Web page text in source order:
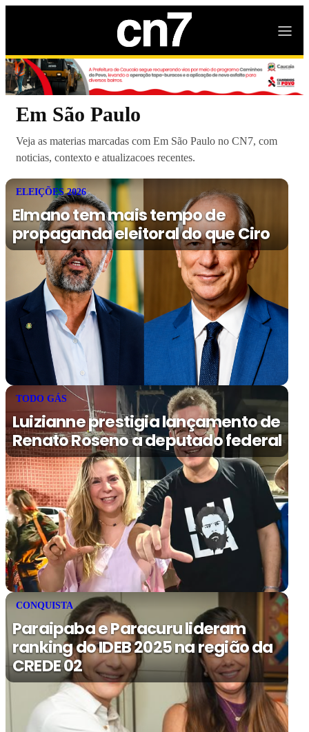
Em São Paulo
Veja as materias marcadas com Em São Paulo no CN7, com
noticias, contexto e atualizacoes recentes.
ELEIÇÕES 2026
Elmano tem mais tempo de
propaganda eleitoral do que Ciro
TODO GÁS
Luizianne prestigia lançamento de
Renato Roseno a deputado federal
CONQUISTA
Paraipaba e Paracuru lideram
ranking do IDEB 2025 na região da
CREDE 02